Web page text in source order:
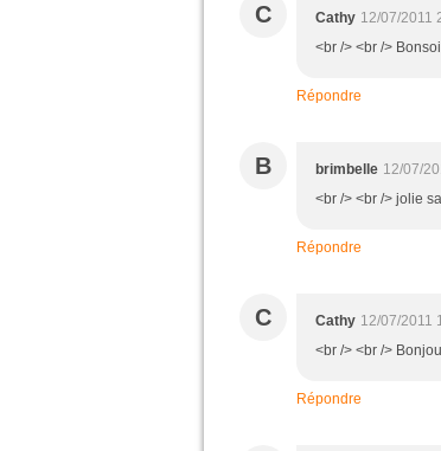
C Cathy 12/07/2011
<br /> <br />
Répondre
B brimbelle 12/07/
<br /> <br /> jolie
Répondre
C Cathy 12/07/2011
<br /> <br />
Répondre